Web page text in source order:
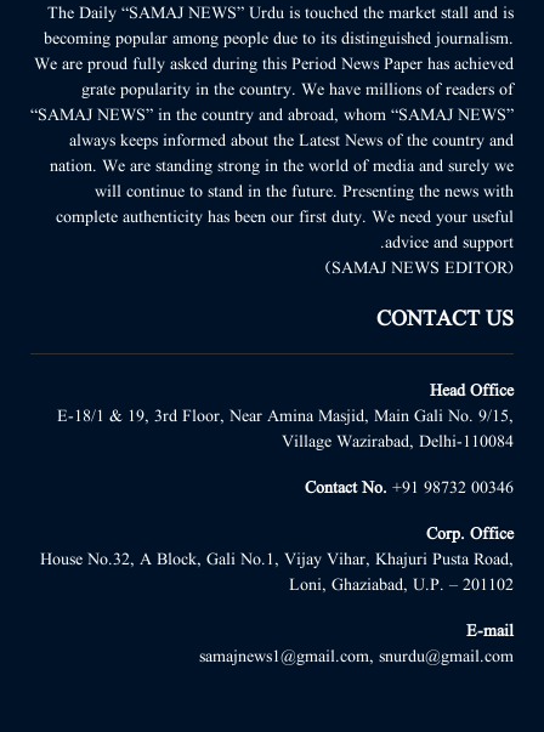
The Daily “SAMAJ NEWS” Urdu is touched the market stall and is
becoming popular among people due to its distinguished journalism.
We are proud fully asked during this Period News Paper has achieved
grate popularity in the country. We have millions of readers of
“SAMAJ NEWS” in the country and abroad, whom “SAMAJ NEWS”
always keeps informed about the Latest News of the country and
nation. We are standing strong in the world of media and surely we
will continue to stand in the future. Presenting the news with
complete authenticity has been our first duty. We need your useful
advice and support.
(SAMAJ NEWS EDITOR)
CONTACT US
Head Office
E-18/1 & 19, 3rd Floor, Near Amina Masjid, Main Gali No. 9/15,
Village Wazirabad, Delhi-110084
Contact No. +91 98732 00346
Corp. Office
House No.32, A Block, Gali No.1, Vijay Vihar, Khajuri Pusta Road,
Loni, Ghaziabad, U.P. – 201102
E-mail
samajnews1@gmail.com, snurdu@gmail.com